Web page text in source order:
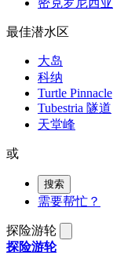
密克罗尼西亚
最佳潜水区
大岛
科纳
Turtle Pinnacle
Tubestria 隧道
天堂峰
或
搜索
需要帮忙？
探险游轮
探险游轮